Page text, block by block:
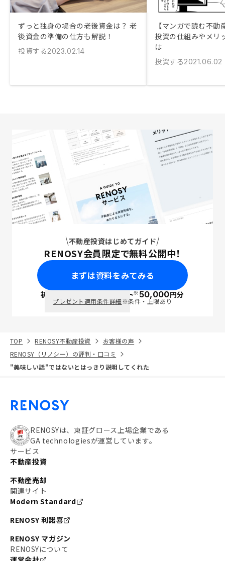
ずっと独身の場合の老後資金は？ 老
後資金の準備の仕方も解説！
投資する2023.02.14
【マンガで読む不
投資の仕組みやメリ
は
投資する2021.06.02
不動産投資はじめてガイド
RENOSY会員限定で無料公開中！
まずは資料をみてみる
初回面談で ポイント※50,000円分
プレゼント適用条件詳細※条件・上限あり
TOP RENOSY不動産投資
お客様の声
RENOSY（リノシー）の評判・口コミ
"美味しい話"ではないとはっきり説明してくれた
RENOSYは、東証グロース上場企業である
GA technologiesが運営しています。
サービス
不動産投資
不動産売却
関連サイト
Modern Standard
RENOSY 利諾喜
RENOSY マガジン
RENOSYについて